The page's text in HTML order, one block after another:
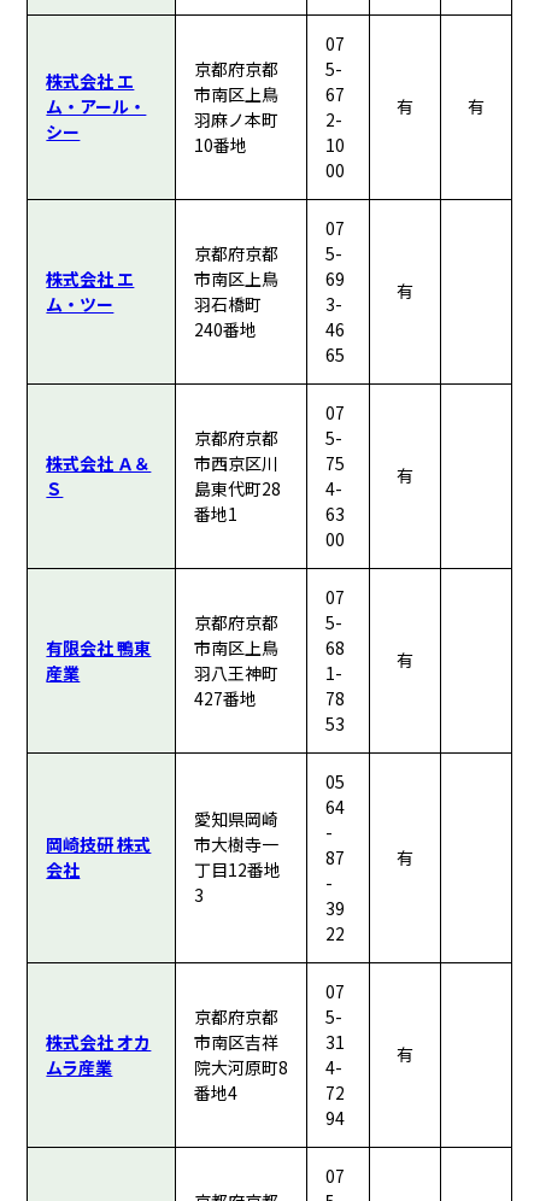
株式会社 エ
ム・アール・
シー
京都府京都
市南区上鳥
羽麻ノ本町
10番地
07
5-
67
2-
10
00
有 有
株式会社 エ
ム・ツー
京都府京都
市南区上鳥
羽石橋町
240番地
07
5-
69
3-
46
65
有
株式会社 Ａ＆
Ｓ
京都府京都
市西京区川
島東代町28
番地1
07
5-
75
4-
63
00
有
有限会社 鴨東
産業
京都府京都
市南区上鳥
羽八王神町
427番地
07
5-
68
1-
78
53
有
岡崎技研 株式
会社
愛知県岡崎
市大樹寺一
丁目12番地
3
05
64
-
87
-
39
22
有
株式会社 オカ
ムラ産業
京都府京都
市南区吉祥
院大河原町8
番地4
07
5-
31
4-
72
94
有
07